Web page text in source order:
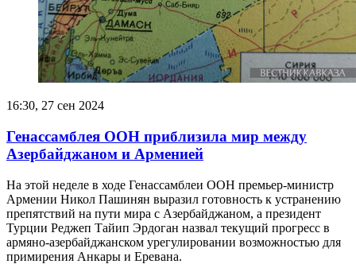
16:30, 27 сен 2024
Генассамблея ООН приблизила мир между
Азербайджаном и Арменией
На этой неделе в ходе Генассамблеи ООН премьер-министр
Армении Никол Пашинян выразил готовность к устранению
препятствий на пути мира с Азербайджаном, а президент
Турции Реджеп Тайип Эрдоган назвал текущий прогресс в
армяно-азербайджанском урегулировании возможностью для
примирения Анкары и Еревана.